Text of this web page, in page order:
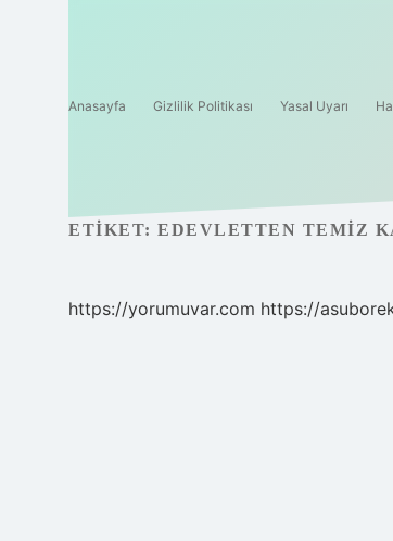
Anasayfa Gizlilik Politikası Yasal Uyarı
ETIKET: EDEVLETTEN TEMIZ
https://yorumuvar.com https://